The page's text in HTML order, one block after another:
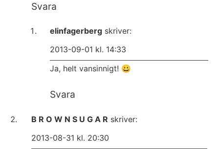
Svara
elinfagerberg skriver:
2013-09-01 kl. 14:33
Ja, helt vansinnigt! 😀
Svara
B R O W N S U G A R skriver:
2013-08-31 kl. 20:30